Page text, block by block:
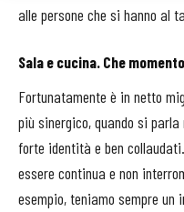
alle persone che si hanno al
Sala e cucina. Che
Fortunatamente è in netto
più sinergico, quando si
forte identità e ben
essere continua e non
esempio, teniamo sempre